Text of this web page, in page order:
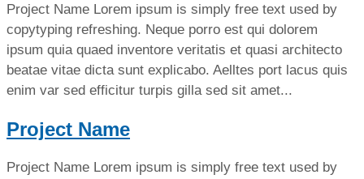
Project Name Lorem ipsum is simply free text used by
copytyping refreshing. Neque porro est qui dolorem
ipsum quia quaed inventore veritatis et quasi architecto
beatae vitae dicta sunt explicabo. Aelltes port lacus quis
enim var sed efficitur turpis gilla sed sit amet...
Project Name
Project Name Lorem ipsum is simply free text used by